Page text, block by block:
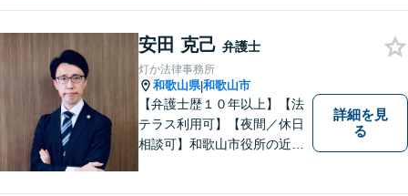
向けサポート
安田 克己 弁護士
灯か法律事務所
和歌山県|和歌山市
【弁護士歴１０年以上】【法
テラス利用可】【夜間／休日
相談可】和歌山市役所の近
詳細を見
る